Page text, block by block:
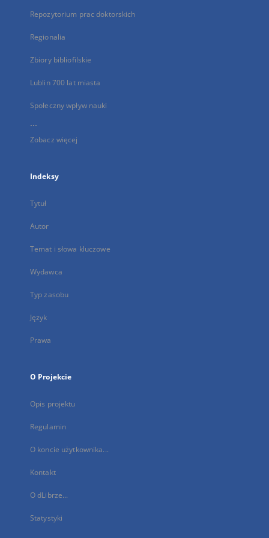
Repozytorium prac doktorskich
Regionalia
Zbiory bibliofilskie
Lublin 700 lat miasta
Społeczny wpływ nauki
...
Zobacz więcej
Indeksy
Tytuł
Autor
Temat i słowa kluczowe
Wydawca
Typ zasobu
Język
Prawa
O Projekcie
Opis projektu
Regulamin
O koncie użytkownika...
Kontakt
O dLibrze...
Statystyki